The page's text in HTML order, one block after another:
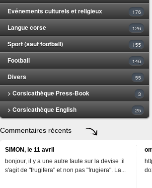
Evénements culturels et religieux 176
Langue corse 126
Sport (sauf football) 155
Football 146
Divers 55
> Corsicathèque Press-Book 3
> Corsicathèque English 25
Commentaires récents
SIMON, le 11 avril
bonjour, il y a une autre faute sur la devise :il
s'agit de "frugifera" et non pas "frugiera". La...